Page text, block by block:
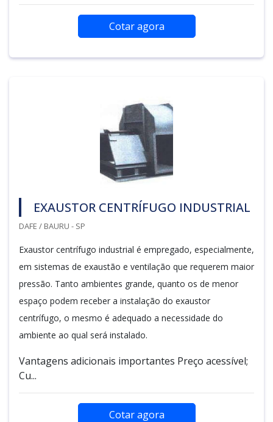
Cotar agora
EXAUSTOR CENTRÍFUGO INDUSTRIAL
DAFE / BAURU - SP
Exaustor centrífugo industrial é empregado, especialmente,
em sistemas de exaustão e ventilação que requerem maior
pressão. Tanto ambientes grande, quanto os de menor
espaço podem receber a instalação do exaustor
centrífugo, o mesmo é adequado a necessidade do
ambiente ao qual será instalado.
Vantagens adicionais importantes Preço acessível;
Cu...
Cotar agora